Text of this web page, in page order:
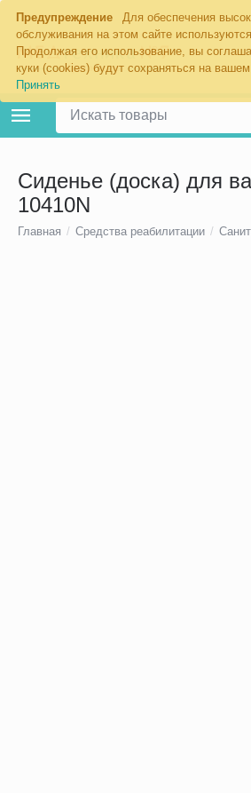
Предупреждение
Для обеспечения
обслуживания на этом сайте
Продолжая его использование, вы
куки (cookies) будут сохраняться на
Принять
Сиденье (доска) для
10410N
Главная / Средства реабилитации /